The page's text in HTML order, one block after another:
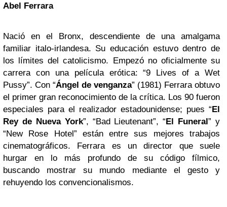
Abel Ferrara
Nació en el Bronx, descendiente de una amalgama
familiar italo-irlandesa. Su educación estuvo dentro de
los límites del catolicismo. Empezó no oficialmente su
carrera con una película erótica: “9 Lives of a Wet
Pussy”. Con “Ángel de venganza” (1981) Ferrara obtuvo
el primer gran reconocimiento de la crítica. Los 90 fueron
especiales para el realizador estadounidense; pues “El
Rey de Nueva York”, “Bad Lieutenant”, “El Funeral” y
“New Rose Hotel” están entre sus mejores trabajos
cinematográficos. Ferrara es un director que suele
hurgar en lo más profundo de su código fílmico,
buscando mostrar su mundo mediante el gesto y
rehuyendo los convencionalismos.